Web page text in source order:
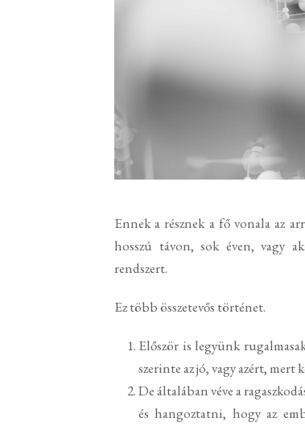
Ennek a résznek a fő vonala az
hosszú távon, sok éven, vagy
rendszert.
Ez több összetevős történet.
Először is legyünk
szerinte az jó, vagy azért,
De általában véve a
és hangoztatni, hogy az